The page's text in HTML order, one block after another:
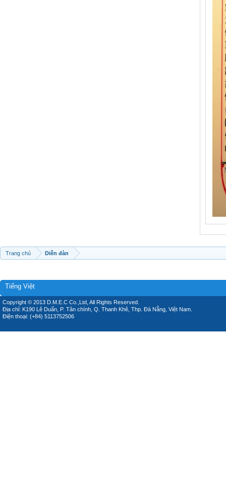
Trang chủ Diễn đàn
Tiếng Việt
Copyright © 2013 D.M.E.C Co.,Ltd, All Rights Reserved.
Địa chỉ: K190 Lê Duẩn, P. Tân chính, Q. Thanh Khê, Thp. Đà Nẵng, Việt Nam.
Điện thoại: (+84) 5113752506